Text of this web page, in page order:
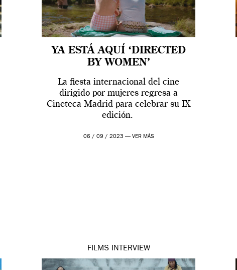
YA ESTÁ AQUÍ ‘DIRECTED
BY WOMEN’
La fiesta internacional del cine
dirigido por mujeres regresa a
Cineteca Madrid para celebrar su IX
edición.
06 / 09 / 2023 — VER MÁS
FILMS INTERVIEW